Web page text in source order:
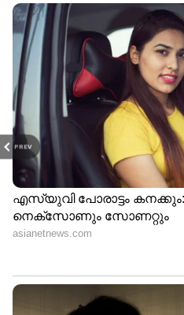
PREV
കുവൈത്തിൽ വൻ
ലഹരിവേട്ട; ഹാഷിഷും
ഹെറോയിനും
വിദേശമദ്യവും ഉൾപ്പെടെ
പിടിച്ചെടുത്തു